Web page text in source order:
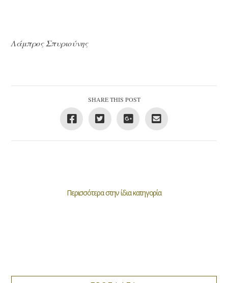
Λάμπρος Σπυριούνης
SHARE THIS POST
Περισσότερα στην ίδια κατηγορία